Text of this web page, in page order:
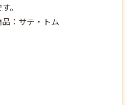
。
：サテ・トム